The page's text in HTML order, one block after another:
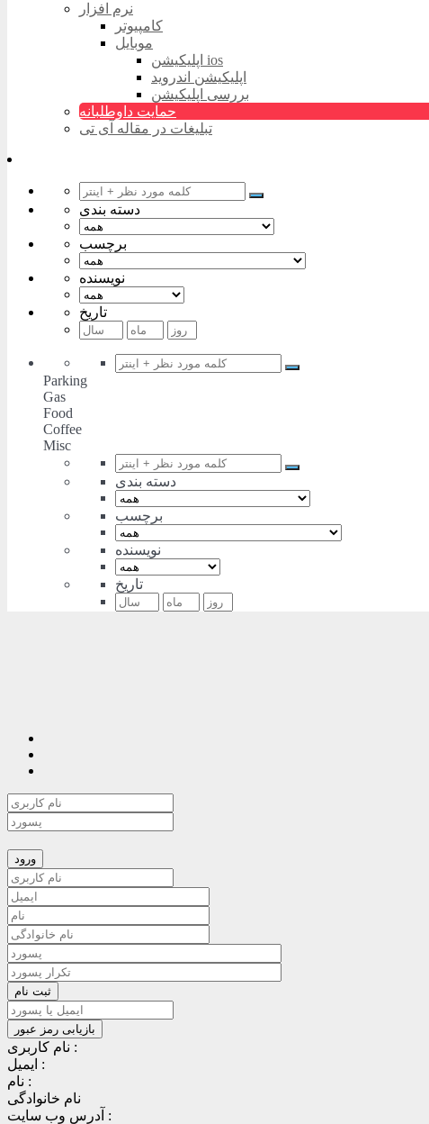
نرم افزار
کامپیوتر
موبایل
اپلیکیشن ios
اپلیکیشن اندروید
بررسی اپلیکیشن
حمایت داوطلبانه
تبلیغات در مقاله آی تی
دسته بندی
برچسب
نویسنده
تاریخ
Parking
Gas
Food
Coffee
Misc
دسته بندی
برچسب
نویسنده
تاریخ
نام کاربری :
ایمیل :
نام :
نام خانوادگی
آدرس وب سایت :